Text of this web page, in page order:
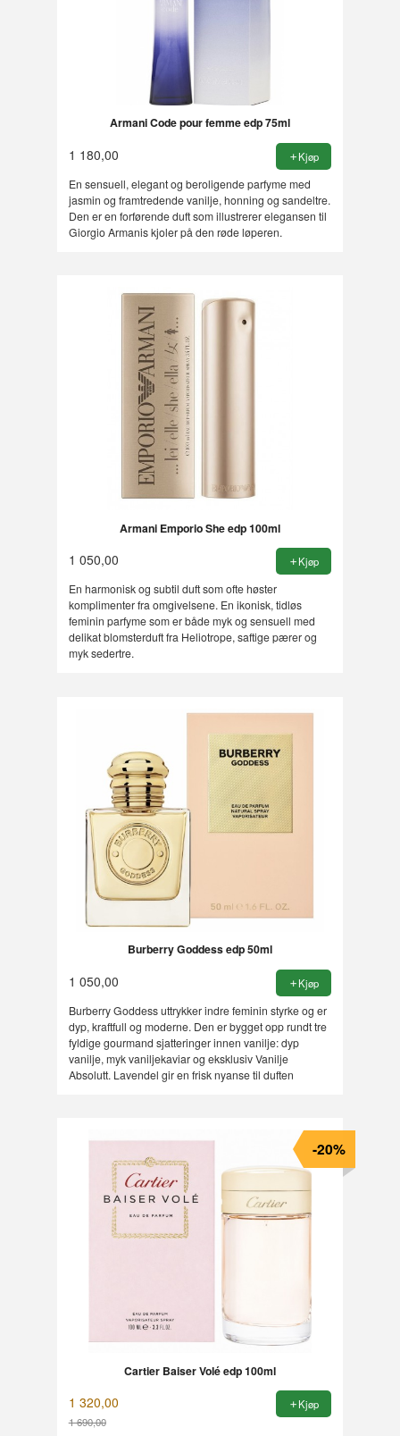
Armani Code pour femme edp 75ml
1 180,00 Kjøp
En sensuell, elegant og beroligende parfyme med
jasmin og framtredende vanilje, honning og sandeltre.
Den er en forførende duft som illustrerer elegansen til
Giorgio Armanis kjoler på den røde løperen.
Armani Emporio She edp 100ml
1 050,00 Kjøp
En harmonisk og subtil duft som ofte høster
komplimenter fra omgivelsene. En ikonisk, tidløs
feminin parfyme som er både myk og sensuell med
delikat blomsterduft fra Heliotrope, saftige pærer og
myk sedertre.
Burberry Goddess edp 50ml
1 050,00 Kjøp
Burberry Goddess uttrykker indre feminin styrke og er
dyp, kraftfull og moderne. Den er bygget opp rundt tre
fyldige gourmand sjatteringer innen vanilje: dyp
vanilje, myk vaniljekaviar og eksklusiv Vanilje
Absolutt. Lavendel gir en frisk nyanse til duften
Cartier Baiser Volé edp 100ml
1 320,00
1 690,00
-20%
Kjøp